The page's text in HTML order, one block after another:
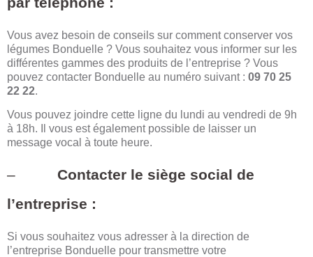
Vous avez besoin de conseils sur comment conserver vos
légumes Bonduelle ? Vous souhaitez vous informer sur les
différentes gammes des produits de l’entreprise ? Vous
pouvez contacter Bonduelle au numéro suivant : 09 70 25
22 22.
Vous pouvez joindre cette ligne du lundi au vendredi de 9h
à 18h. Il vous est également possible de laisser un
message vocal à toute heure.
– Contacter le siège social de
l’entreprise :
Si vous souhaitez vous adresser à la direction de
l’entreprise Bonduelle pour transmettre votre